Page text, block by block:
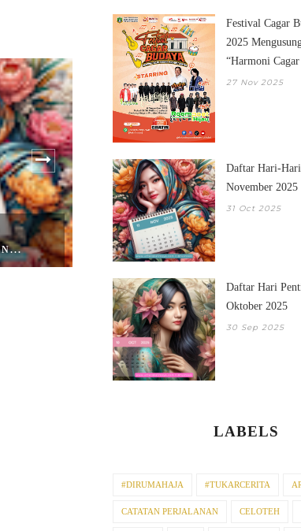
DI
DAFTAR HARI PENTING DI
BULAN SEPTEM...
Festival Cagar
2025
“Harmoni
27 Nov 2025
Daftar Hari-
November 2025
31 Oct 2025
Daftar Hari
Oktober 2025
30 Sep 2025
LABELS
#DIRUMAHAJA #TUKARCERITA
CATATAN PERJALANAN CELOTEH